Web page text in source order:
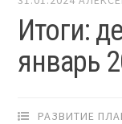
Итоги:
январь
РАЗВИТИЕ